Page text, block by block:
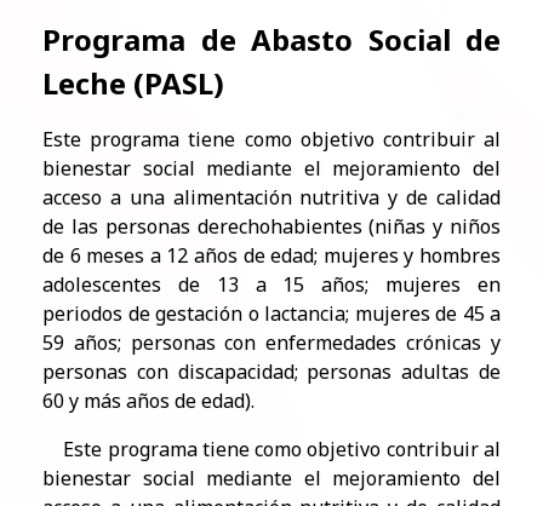
Programa de Abasto Social de
Leche (PASL)
Este programa tiene como objetivo contribuir al
bienestar social mediante el mejoramiento del
acceso a una alimentación nutritiva y de calidad
de las personas derechohabientes (niñas y niños
de 6 meses a 12 años de edad; mujeres y hombres
adolescentes de 13 a 15 años; mujeres en
periodos de gestación o lactancia; mujeres de 45 a
59 años; personas con enfermedades crónicas y
personas con discapacidad; personas adultas de
60 y más años de edad).
Este programa tiene como objetivo contribuir al
bienestar social mediante el mejoramiento del